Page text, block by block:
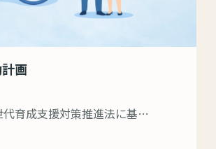
画
育成支援対策推進法に基…